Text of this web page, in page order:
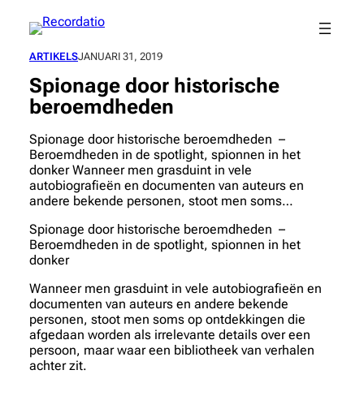
naar
inhoudARTIKELSJANUARI 31, 2019
Spionage door historische
beroemdheden
Spionage door historische beroemdheden –
Beroemdheden in de spotlight, spionnen in het
donker Wanneer men grasduint in vele
autobiografieën en documenten van auteurs en
andere bekende personen, stoot men soms…
Spionage door historische beroemdheden –
Beroemdheden in de spotlight, spionnen in het
donker
Wanneer men grasduint in vele autobiografieën en
documenten van auteurs en andere bekende
personen, stoot men soms op ontdekkingen die
afgedaan worden als irrelevante details over een
persoon, maar waar een bibliotheek van verhalen
achter zit.